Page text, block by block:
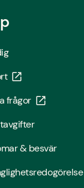
frågor
& besvär